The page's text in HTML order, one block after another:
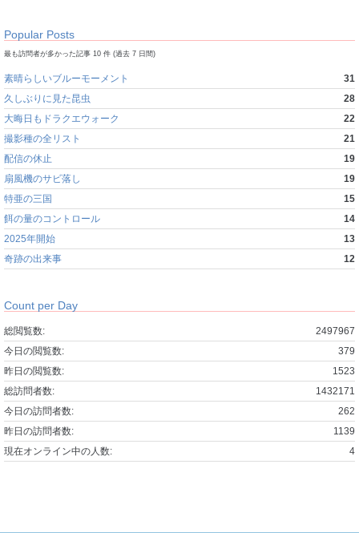
Popular Posts
最も訪問者が多かった記事 10 件 (過去 7 日間)
素晴らしいブルーモーメント
31
久しぶりに見た昆虫
28
大晦日もドラクエウォーク
22
撮影種の全リスト
21
配信の休止
19
扇風機のサビ落し
19
特亜の三国
15
餌の量のコントロール
14
2025年開始
13
奇跡の出来事
12
Count per Day
2497967
総閲覧数:
379
今日の閲覧数:
1523
昨日の閲覧数:
1432171
総訪問者数:
262
今日の訪問者数:
1139
昨日の訪問者数:
4
現在オンライン中の人数: